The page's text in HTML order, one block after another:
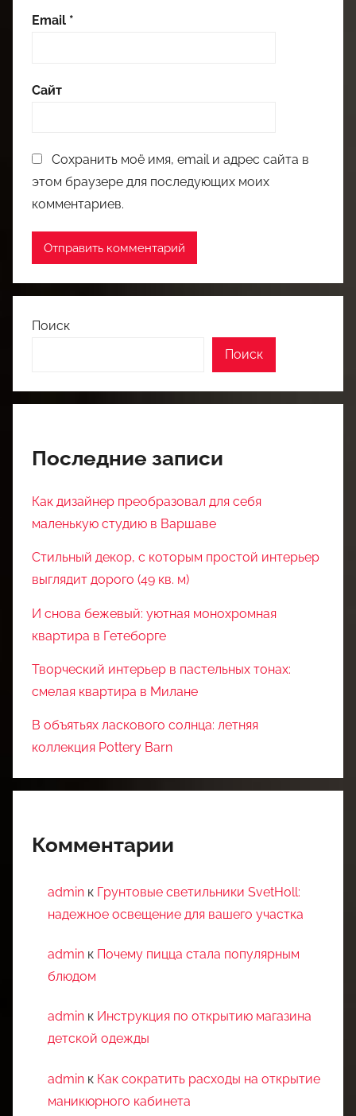
Email *
Сайт
Сохранить моё имя, email и адрес сайта в
этом браузере для последующих моих
комментариев.
Поиск
Поиск
Последние записи
Как дизайнер преобразовал для себя
маленькую студию в Варшаве
Стильный декор, с которым простой интерьер
выглядит дорого (49 кв. м)
И снова бежевый: уютная монохромная
квартира в Гетеборге
Творческий интерьер в пастельных тонах:
смелая квартира в Милане
В объятьях ласкового солнца: летняя
коллекция Pottery Barn
Комментарии
admin к Грунтовые светильники SvetHoll:
надежное освещение для вашего участка
admin к Почему пицца стала популярным
блюдом
admin к Инструкция по открытию магазина
детской одежды
admin к Как сократить расходы на открытие
маникюрного кабинета